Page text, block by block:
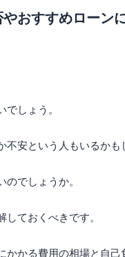
おすすめローン
しょう。
安という人もいるかも
でしょうか。
ておくべきです。
かる費用の相場と自己